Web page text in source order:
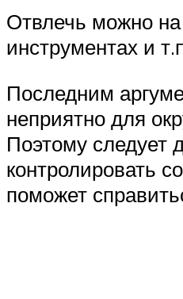
Отвлечь можно
инструментах и
Последним
неприятно для
Поэтому следует
контролировать
поможет